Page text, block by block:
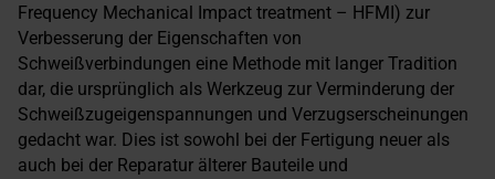
Frequency Mechanical Impact treatment – HFMI) zur
Verbesserung der Eigenschaften von
Schweißverbindungen eine Methode mit langer Tradition
dar, die ursprünglich als Werkzeug zur Verminderung der
Schweißzugeigenspannungen und Verzugserscheinungen
gedacht war. Dies ist sowohl bei der Fertigung neuer als
auch bei der Reparatur älterer Bauteile und